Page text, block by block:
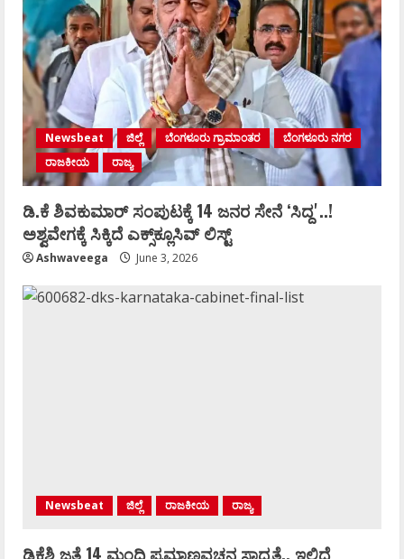
Newsbeat ಜಿಲ್ಲೆ ಬೆಂಗಳೂರು ಗ್ರಾಮಾಂತರ
ಬೆಂಗಳೂರು ನಗರ
ರಾಜಕೀಯ
ರಾಜ್ಯ
ಡಿ.ಕೆ ಶಿವಕುಮಾರ್‌ ಸಂಪುಟಕ್ಕೆ 14 ಜನರ ಸೇನೆ ʻಸಿದ್ದʼ..!
ಅಶ್ವವೇಗಕ್ಕೆ ಸಿಕ್ಕಿದೆ ಎಕ್ಸ್‌ಕ್ಲೂಸಿವ್‌ ಲಿಸ್ಟ್‌
Ashwaveega June 3, 2026
Newsbeat ಜಿಲ್ಲೆ ರಾಜಕೀಯ ರಾಜ್ಯ
ಡಿಕೆಶಿ ಜತೆ 14 ಮಂದಿ ಪ್ರಮಾಣವಚನ ಸಾಧ್ಯತೆ.. ಇಲ್ಲಿದೆ